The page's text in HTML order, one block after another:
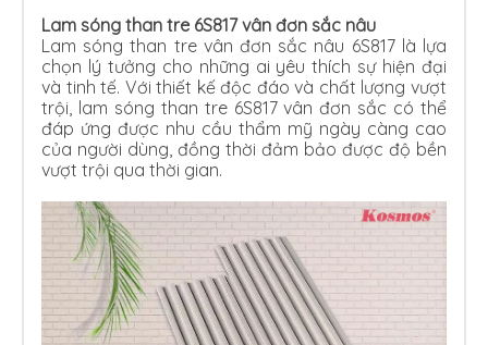
Lam sóng than tre 6S817 vân đơn sắc nâu
Lam sóng than tre vân đơn sắc nâu 6S817 là lựa
chọn lý tưởng cho những ai yêu thích sự hiện đại
và tinh tế. Với thiết kế độc đáo và chất lượng vượt
trội, lam sóng than tre 6S817 vân đơn sắc có thể
đáp ứng được nhu cầu thẩm mỹ ngày càng cao
của người dùng, đồng thời đảm bảo được độ bền
vượt trội qua thời gian.